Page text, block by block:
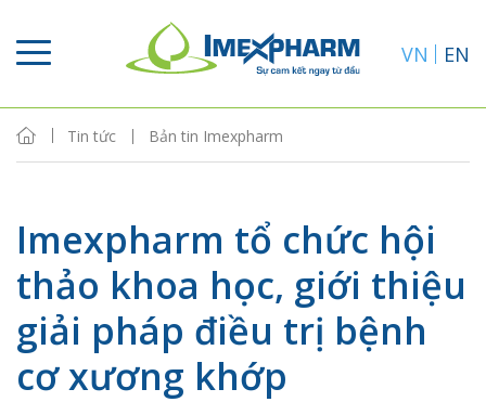
VN EN
Tin tức Bản tin Imexpharm
Imexpharm tổ chức hội
thảo khoa học, giới thiệu
giải pháp điều trị bệnh
cơ xương khớp